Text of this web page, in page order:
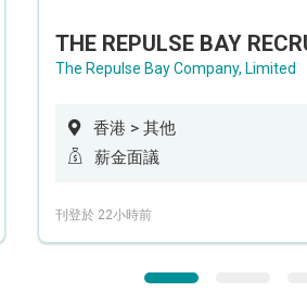
The Repulse Bay Company, Limited
香港 > 其他
薪金面議
刊登於 22小時前